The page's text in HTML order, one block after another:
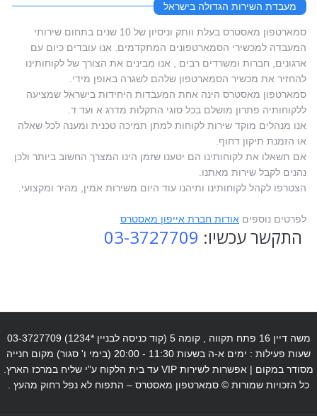
מעבדת השירות הגדולה בישראל
סמארטפון מאסטרס בעלת וותק וניסיון של 10 שנים בתחום שירותי
המעבדה למכשירי הסמארטפונים המתקדמים. אנו עובדים כיום עם
ארגונים, חברות ומשרדים רבים , אנו מבינים את הצורך של לקוחותינו
להחזיר את מכשיר הסמארטפון שלהם לשגרה באופן מידי.
סמארטפון מאסטרס הינה אחת המעבדות היחידות בישראל שמציעה
ללקוחותיה פתרון מושלם בכל סוגי התקלות מדרג א ועד ד.
אנו מנהלים מוקד שירות לקוחות למתן תמיכה טכנית ומענה לכל שאלה
או הזמנת תיקון דחוף.
אם תשאלו את לקוחותינו הם יטענו שזמן הינו המצרך החשוב ביותר ולכן
נהנים לקבל שירות מאתנו.
הצטרפו לקהל לקוחותינו ותיהנו עוד היום משירות אמין, מהיר ומקצועי.
לפרטים נוספים אודות חברת אייפון מאסטרס
התקשר עכשיו: 03-3727709
משה דיין 16 פתח תקווה , קומה 5 (קוד כניסה לבניין *1234) 03-3727709
שעות פעילות : ימים א-ה בשעות 11:30 - 20:00 (בימי ו' סגור) מקום חנייה
מסודר במקום | אפשרות לשירות VIP עד בית הלקוח ע"י שליח במרכז הארץ.
כל הזכויות שמורות © סמארטפון מאסטרס – התפוח לא נפל רחוק מהעץ .